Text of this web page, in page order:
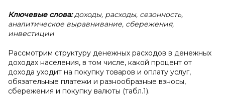
Ключевые слова:доходы, расходы, сезонность,
аналитическое выравнивание, сбережения,
инвестиции
Рассмотрим структуру денежных расходов в денежных
доходах населения, в том числе, какой процент от
дохода уходит на покупку товаров и оплату услуг,
обязательные платежи и разнообразные взносы,
сбережения и покупку валюты (табл.1).